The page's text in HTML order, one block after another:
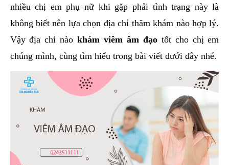
nhiều chị em phụ nữ khi gặp phải tình trạng này là
không biết nên lựa chọn địa chỉ thăm khám nào hợp lý.
Vậy địa chỉ nàokhám viêm âm đạo tốt cho chị em
chúng mình, cùng tìm hiểu trong bài viết dưới đây nhé.